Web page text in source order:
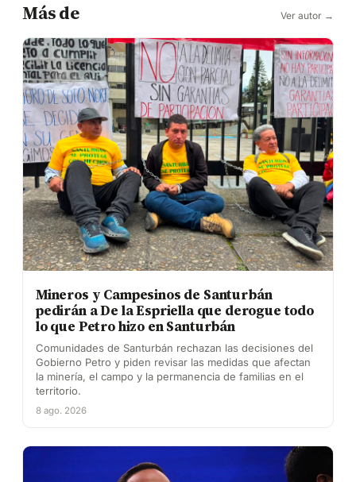
Más de Ver autor →
Mineros y Campesinos de Santurbán
pedirán a De la Espriella que derogue todo
lo que Petro hizo en Santurbán
Comunidades de Santurbán rechazan las decisiones del
Gobierno Petro y piden revisar las medidas que afectan
la minería, el campo y la permanencia de familias en el
territorio.
8 ago. 2026